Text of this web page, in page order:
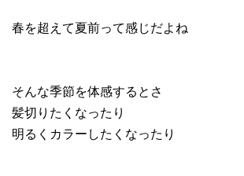
春を超えて夏前って感じだよね
そんな季節を体感するとさ
髪切りたくなったり
明るくカラーしたくなったり